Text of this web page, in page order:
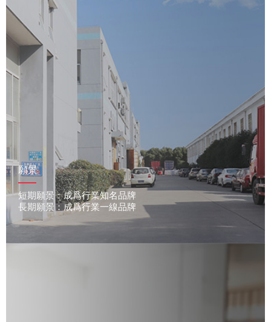
願景
短期願景：成爲行業知名品牌
長期願景：成爲行業一線品牌